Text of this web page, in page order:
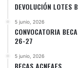
DEVOLUCIÓN LOTES
5 junio, 2026
CONVOCATORIA
26-27
5 junio, 2026
BECAS ACNEAES